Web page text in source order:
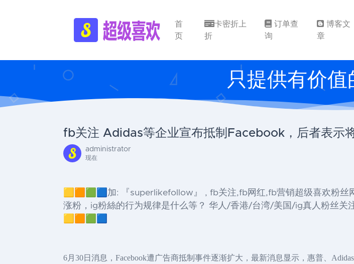
首
页
卡密折上
折
订单查
询
博客文
章
只提供有价
fb关注 Adidas等企业宣布抵制Facebook，后者表示
administrator
现在
🟨🟧🟩🟦加: 『superlikefollow』 , fb关注,fb网红,fb营销超级喜欢粉丝
涨粉，ig粉絲的行为规律是什么等？ 华人/香港/台湾/美国/ig真人粉丝
🟨🟧🟩🟦
6月30日消息，Facebook遭广告商抵制事件逐渐扩大，最新消息显示，惠普、